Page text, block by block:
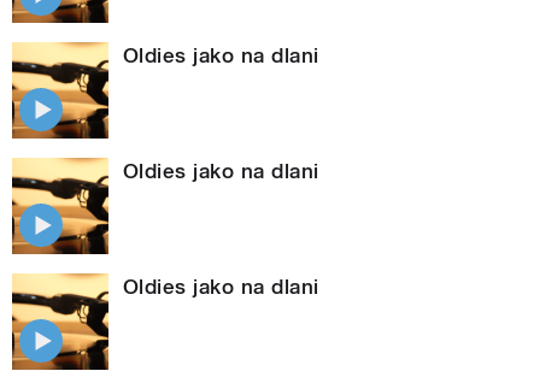
Oldies jako na dlani
Oldies jako na dlani
Oldies jako na dlani